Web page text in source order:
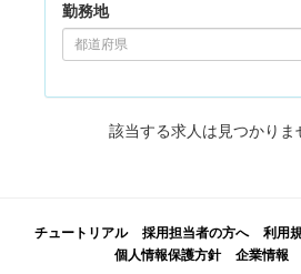
勤務地
都道府県
該当する求人は見つかりま
チュートリアル 採用担当者の方へ 利用
個人情報保護方針
企業情報